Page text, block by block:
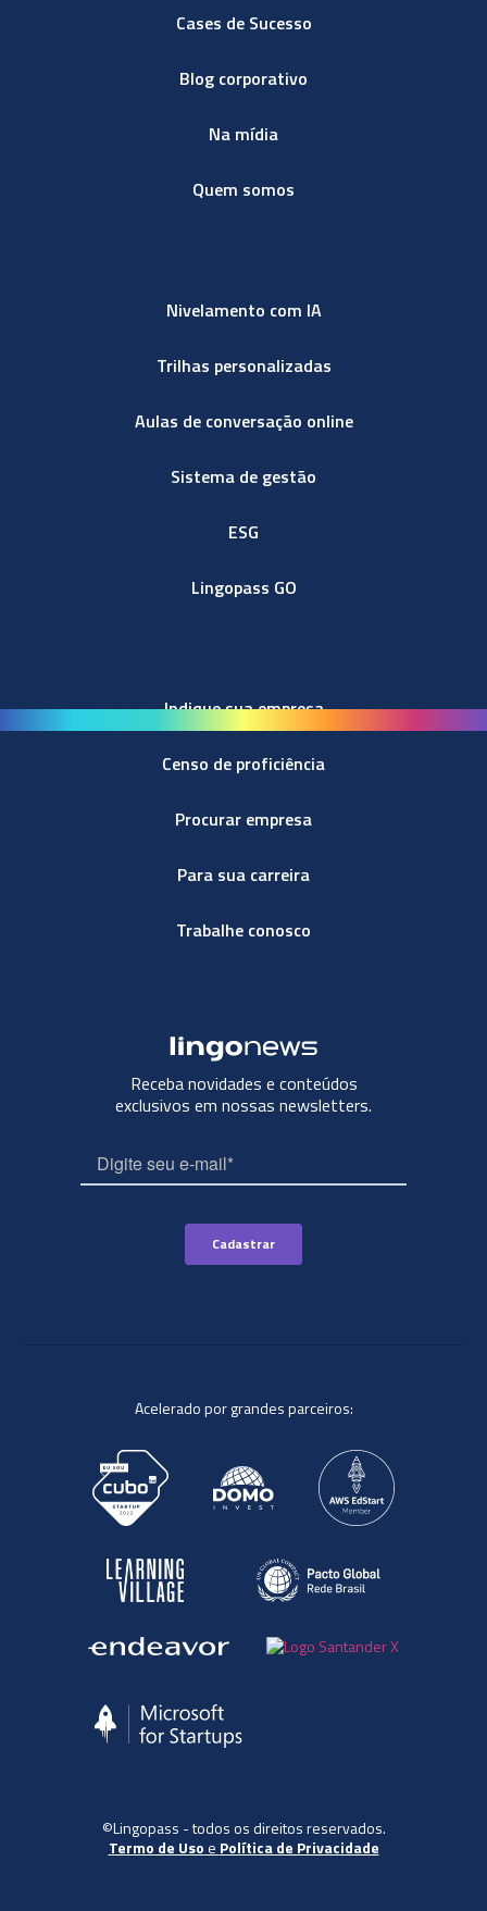
Cases de Sucesso
Blog corporativo
Na mídia
Quem somos
Nivelamento com IA
Trilhas personalizadas
Aulas de conversação online
Sistema de gestão
ESG
Lingopass GO
Indique sua empresa
Censo de proficiência
Procurar empresa
Para sua carreira
Trabalhe conosco
Receba novidades e conteúdos
exclusivos em nossas newsletters.
Acelerado por grandes parceiros:
©Lingopass - todos os direitos reservados.
Termo de Uso e Política de Privacidade